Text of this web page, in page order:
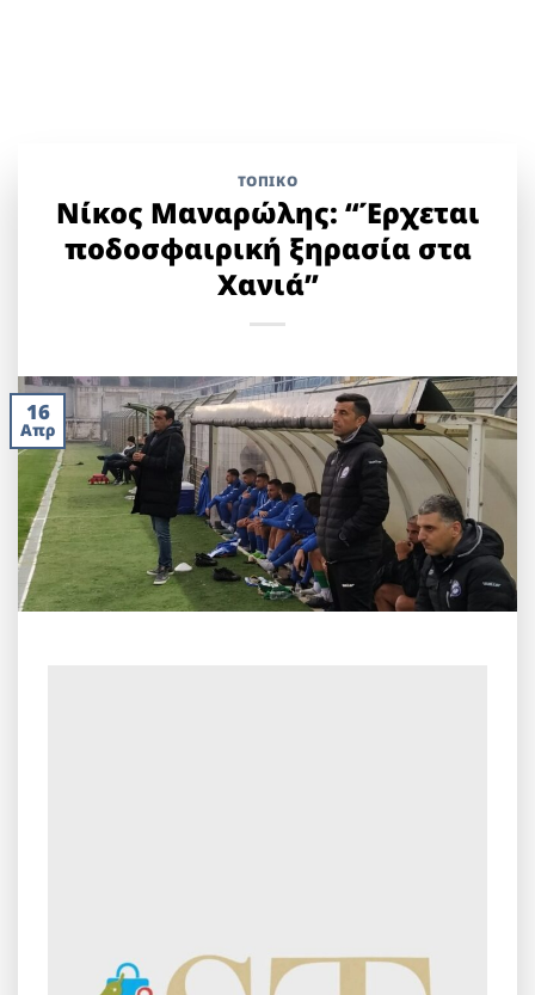
ΤΟΠΙΚΌ
Νίκος Μαναρώλης: “Έρχεται
ποδοσφαιρική ξηρασία στα
Χανιά”
16
Απρ